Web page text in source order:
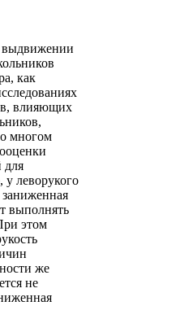
выдвижении
как
влияющих
многом
для
леворукого
заниженная
выполнять
этом
же
не